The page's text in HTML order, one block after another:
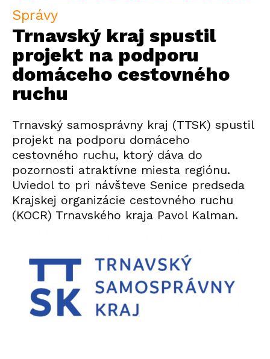
Správy
Trnavský kraj spustil
projekt na podporu
domáceho cestovného
ruchu
Trnavský samosprávny kraj (TTSK) spustil
projekt na podporu domáceho
cestovného ruchu, ktorý dáva do
pozornosti atraktívne miesta regiónu.
Uviedol to pri návšteve Senice predseda
Krajskej organizácie cestovného ruchu
(KOCR) Trnavského kraja Pavol Kalman.